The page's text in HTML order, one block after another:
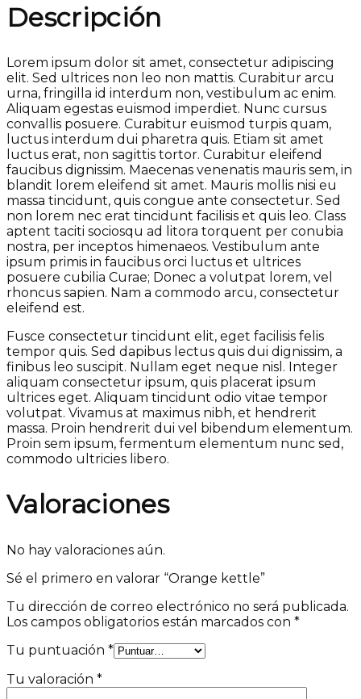
Descripción
Lorem ipsum dolor sit amet, consectetur adipiscing
elit. Sed ultrices non leo non mattis. Curabitur arcu
urna, fringilla id interdum non, vestibulum ac enim.
Aliquam egestas euismod imperdiet. Nunc cursus
convallis posuere. Curabitur euismod turpis quam,
luctus interdum dui pharetra quis. Etiam sit amet
luctus erat, non sagittis tortor. Curabitur eleifend
faucibus dignissim. Maecenas venenatis mauris sem, in
blandit lorem eleifend sit amet. Mauris mollis nisi eu
massa tincidunt, quis congue ante consectetur. Sed
non lorem nec erat tincidunt facilisis et quis leo. Class
aptent taciti sociosqu ad litora torquent per conubia
nostra, per inceptos himenaeos. Vestibulum ante
ipsum primis in faucibus orci luctus et ultrices
posuere cubilia Curae; Donec a volutpat lorem, vel
rhoncus sapien. Nam a commodo arcu, consectetur
eleifend est.
Fusce consectetur tincidunt elit, eget facilisis felis
tempor quis. Sed dapibus lectus quis dui dignissim, a
finibus leo suscipit. Nullam eget neque nisl. Integer
aliquam consectetur ipsum, quis placerat ipsum
ultrices eget. Aliquam tincidunt odio vitae tempor
volutpat. Vivamus at maximus nibh, et hendrerit
massa. Proin hendrerit dui vel bibendum elementum.
Proin sem ipsum, fermentum elementum nunc sed,
commodo ultricies libero.
Valoraciones
No hay valoraciones aún.
Sé el primero en valorar “Orange kettle”
Tu dirección de correo electrónico no será publicada.
Los campos obligatorios están marcados con *
Tu puntuación *
Tu valoración *